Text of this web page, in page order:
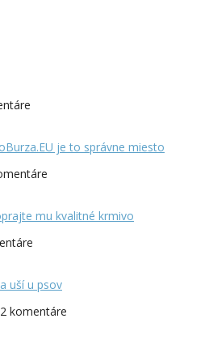
je to správne miesto
mu kvalitné krmivo
uší u psov
komentáre